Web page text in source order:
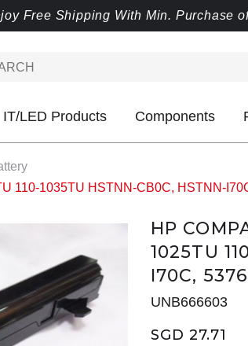
Free Shipping With Min. Purchase
IT/LED Products Components
110-1035TU HSTNN-CB0C, HSTNN-
HP
1025TU
I70C,
UNB666603
SGD 27.71